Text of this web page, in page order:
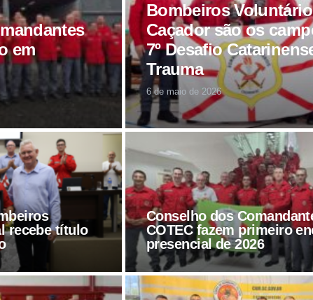
em
Bombeiros
Caçador são os
7º Desafio
Trauma
6 de maio de 2026
recebe título
Conselho dos
COTEC fazem primeiro
presencial de 2026